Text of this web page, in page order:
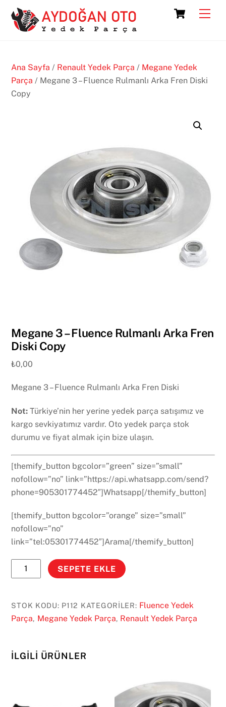
content
Cart
Ana Sayfa / Renault Yedek Parça / Megane Yedek
Parça / Megane 3 – Fluence Rulmanlı Arka Fren Diski
Copy
Megane 3 – Fluence Rulmanlı Arka Fren
Diski Copy
₺0,00
Megane 3 – Fluence Rulmanlı Arka Fren Diski
Not: Türkiye’nin her yerine yedek parça satışımız ve
kargo sevkiyatımız vardır. Oto yedek parça stok
durumu ve fiyat almak için bize ulaşın.
[themify_button bgcolor=”green” size=”small”
nofollow=”no” link=”https://api.whatsapp.com/send?
phone=905301774452″]Whatsapp[/themify_button]
[themify_button bgcolor=”orange” size=”small”
nofollow=”no”
link=”tel:05301774452″]Arama[/themify_button]
Megane
3
Fluence
Rulmanlı
Diski
SEPETE EKLE
STOK KODU: P112 KATEGORILER: Fluence Yedek
Parça, Megane Yedek Parça, Renault Yedek Parça
İLGILI ÜRÜNLER